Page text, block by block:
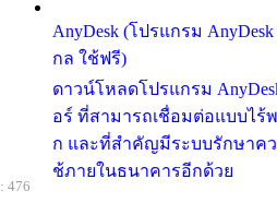
AnyDesk (โปรแกรม
กล ใช้ฟรี)
ดาวน์โหลดโปรแกรม
อร์ ที่สามารถเชื่อมต่อแบบไร้
ก และที่สำคัญมีระบบรักษาค
ช้ภายในธนาคารอีกด้วย
476